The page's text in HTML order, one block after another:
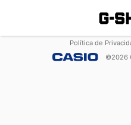
Política de
©2026